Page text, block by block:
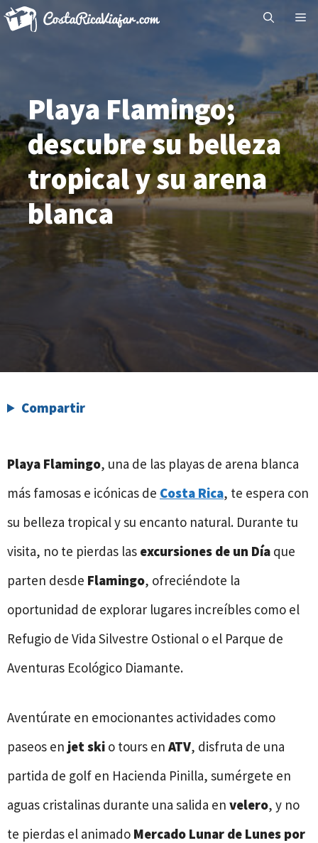
Saltar
Playa Flamingo;
descubre su belleza
tropical y su arena
blanca
Compartir
Playa Flamingo, una de las playas de arena blanca
más famosas e icónicas de Costa Rica, te espera con
su belleza tropical y su encanto natural. Durante tu
visita, no te pierdas las excursiones de un Día que
parten desde Flamingo, ofreciéndote la
oportunidad de explorar lugares increíbles como el
Refugio de Vida Silvestre Ostional o el Parque de
Aventuras Ecológico Diamante.
Aventúrate en emocionantes actividades como
paseos en jet ski o tours en ATV, disfruta de una
partida de golf en Hacienda Pinilla, sumérgete en
aguas cristalinas durante una salida en velero, y no
te pierdas el animado Mercado Lunar de Lunes por